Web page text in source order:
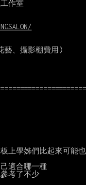
、攝影棚費用)
上學姊們比起來可能也
適合哪一種
考了不少